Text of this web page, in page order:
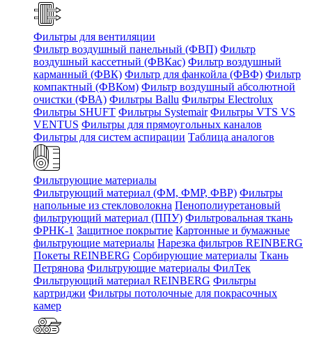
Фильтры для вентиляции
Фильтр воздушный панельный (ФВП) Фильтр
воздушный кассетный (ФВКас) Фильтр воздушный
карманный (ФВК) Фильтр для фанкойла (ФВФ) Фильтр
компактный (ФВКом) Фильтр воздушный абсолютной
очистки (ФВА) Фильтры Ballu Фильтры Electrolux
Фильтры SHUFT Фильтры Systemair Фильтры VTS VS
VENTUS Фильтры для прямоугольных каналов
Фильтры для систем аспирации Таблица аналогов
Фильтрующие материалы
Фильтрующий материал (ФМ, ФМР, ФВР) Фильтры
напольные из стекловолокна Пенополиуретановый
фильтрующий материал (ППУ) Фильтровальная ткань
ФРНК-1 Защитное покрытие Картонные и бумажные
фильтрующие материалы Нарезка фильтров REINBERG
Покеты REINBERG Сорбирующие материалы Ткань
Петрянова Фильтрующие материалы ФилТек
Фильтрующий материал REINBERG Фильтры
картриджи Фильтры потолочные для покрасочных
камер